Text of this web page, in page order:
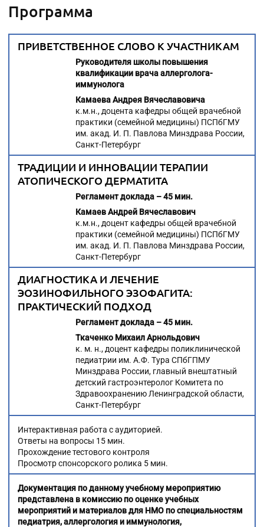
Программа
ПРИВЕТСТВЕННОЕ СЛОВО К УЧАСТНИКАМ
Руководителя школы повышения
квалификации врача аллерголога-
иммунолога
Камаева Андрея Вячеславовича
к.м.н., доцента кафедры общей врачебной
практики (семейной медицины) ПСПбГМУ
им. акад. И. П. Павлова Минздрава России,
Санкт-Петербург
ТРАДИЦИИ И ИННОВАЦИИ ТЕРАПИИ
АТОПИЧЕСКОГО ДЕРМАТИТА
Регламент доклада – 45 мин.
Камаев Андрей Вячеславович
к.м.н., доцент кафедры общей врачебной
практики (семейной медицины) ПСПбГМУ
им. акад. И. П. Павлова Минздрава России,
Санкт-Петербург
ДИАГНОСТИКА И ЛЕЧЕНИЕ
ЭОЗИНОФИЛЬНОГО ЭЗОФАГИТА:
ПРАКТИЧЕСКИЙ ПОДХОД
Регламент доклада – 45 мин.
Ткаченко Михаил Арнольдович
к. м. н., доцент кафедры поликлинической
педиатрии им. А.Ф. Тура СПбГПМУ
Минздрава России, главный внештатный
детский гастроэнтеролог Комитета по
Здравоохранению Ленинградской области,
Санкт-Петербург
Интерактивная работа с аудиторией.
Ответы на вопросы 15 мин.
Прохождение тестового контроля
Просмотр спонсорского ролика 5 мин.
Документация по данному учебному мероприятию
представлена в комиссию по оценке учебных
мероприятий и материалов для НМО по специальностям
педиатрия, аллергология и иммунология,